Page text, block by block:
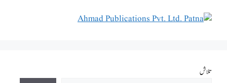
تلاش